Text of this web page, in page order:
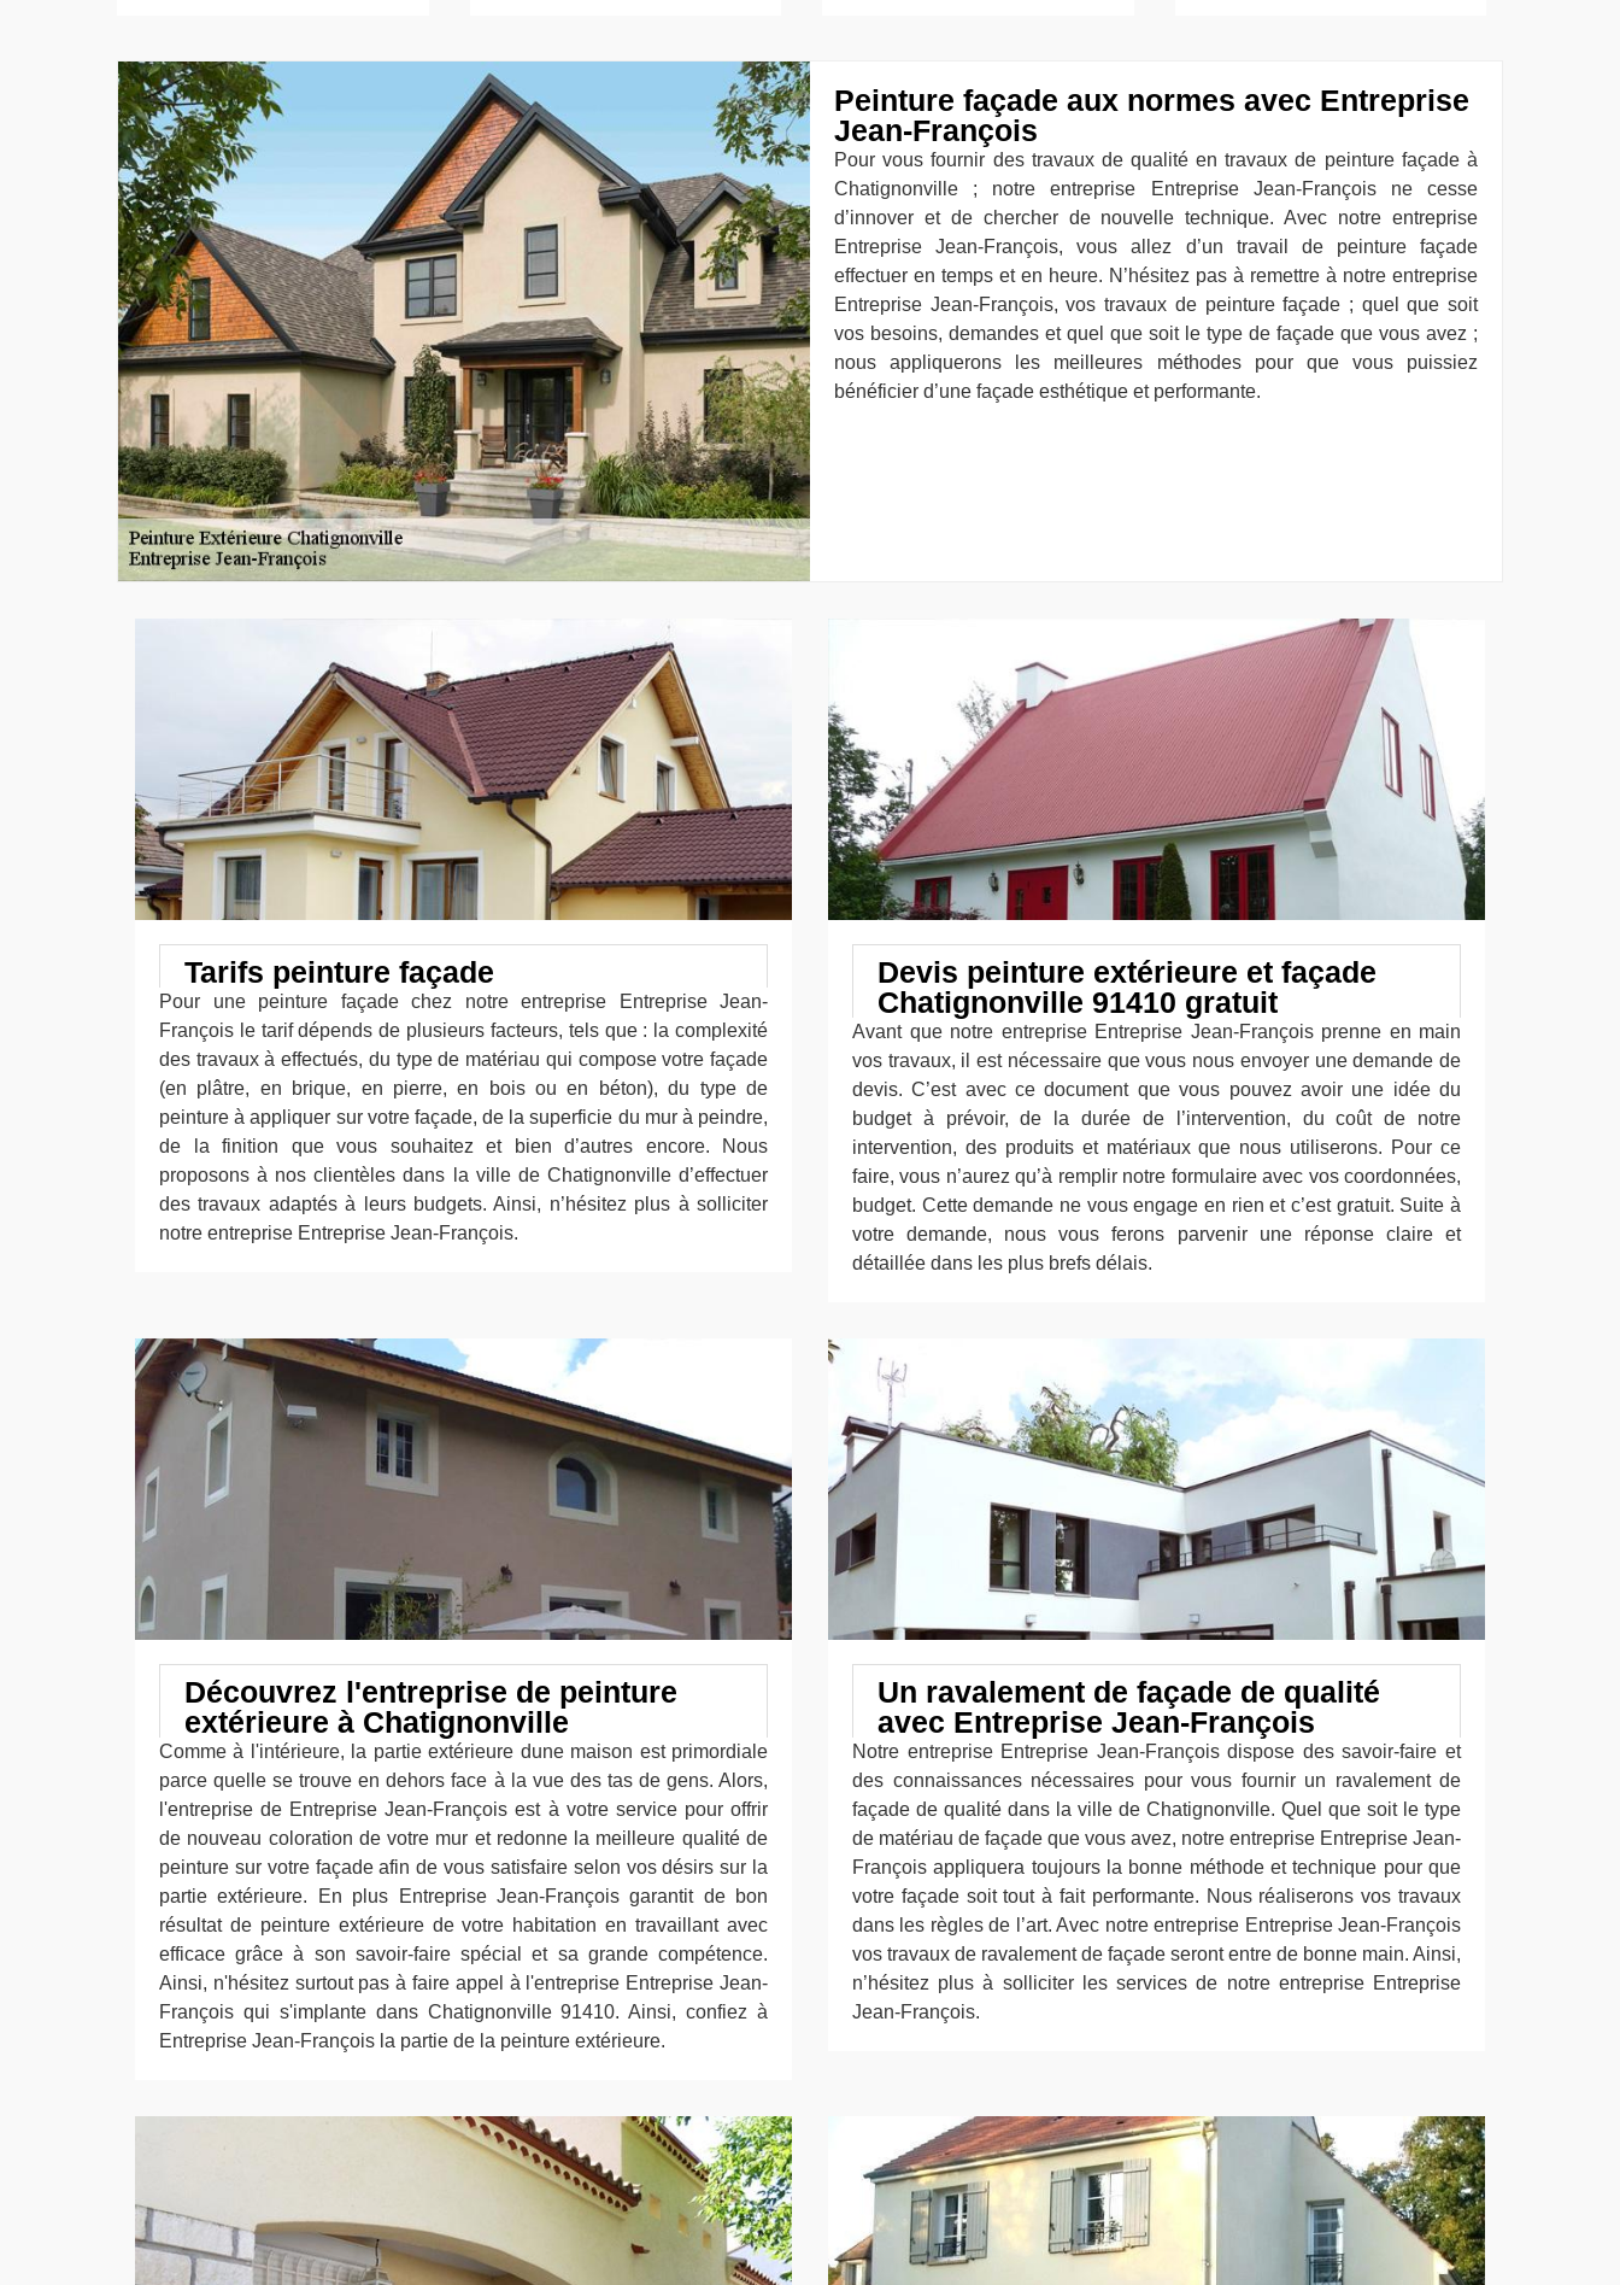
Peinture façade aux normes avec Entreprise
Jean-François
Pour vous fournir des travaux de qualité en travaux de peinture façade à
Chatignonville ; notre entreprise Entreprise Jean-François ne cesse
d’innover et de chercher de nouvelle technique. Avec notre entreprise
Entreprise Jean-François, vous allez d’un travail de peinture façade
effectuer en temps et en heure. N’hésitez pas à remettre à notre entreprise
Entreprise Jean-François, vos travaux de peinture façade ; quel que soit
vos besoins, demandes et quel que soit le type de façade que vous avez ;
nous appliquerons les meilleures méthodes pour que vous puissiez
bénéficier d’une façade esthétique et performante.
Tarifs peinture façade
Pour une peinture façade chez notre entreprise Entreprise Jean-
François le tarif dépends de plusieurs facteurs, tels que : la complexité
des travaux à effectués, du type de matériau qui compose votre façade
(en plâtre, en brique, en pierre, en bois ou en béton), du type de
peinture à appliquer sur votre façade, de la superficie du mur à peindre,
de la finition que vous souhaitez et bien d’autres encore. Nous
proposons à nos clientèles dans la ville de Chatignonville d’effectuer
des travaux adaptés à leurs budgets. Ainsi, n’hésitez plus à solliciter
notre entreprise Entreprise Jean-François.
Devis peinture extérieure et façade
Chatignonville 91410 gratuit
Avant que notre entreprise Entreprise Jean-François prenne en main
vos travaux, il est nécessaire que vous nous envoyer une demande de
devis. C’est avec ce document que vous pouvez avoir une idée du
budget à prévoir, de la durée de l’intervention, du coût de notre
intervention, des produits et matériaux que nous utiliserons. Pour ce
faire, vous n’aurez qu’à remplir notre formulaire avec vos coordonnées,
budget. Cette demande ne vous engage en rien et c’est gratuit. Suite à
votre demande, nous vous ferons parvenir une réponse claire et
détaillée dans les plus brefs délais.
Découvrez l'entreprise de peinture
extérieure à Chatignonville
Comme à l'intérieure, la partie extérieure dune maison est primordiale
parce quelle se trouve en dehors face à la vue des tas de gens. Alors,
l'entreprise de Entreprise Jean-François est à votre service pour offrir
de nouveau coloration de votre mur et redonne la meilleure qualité de
peinture sur votre façade afin de vous satisfaire selon vos désirs sur la
partie extérieure. En plus Entreprise Jean-François garantit de bon
résultat de peinture extérieure de votre habitation en travaillant avec
efficace grâce à son savoir-faire spécial et sa grande compétence.
Ainsi, n'hésitez surtout pas à faire appel à l'entreprise Entreprise Jean-
François qui s'implante dans Chatignonville 91410. Ainsi, confiez à
Entreprise Jean-François la partie de la peinture extérieure.
Un ravalement de façade de qualité
avec Entreprise Jean-François
Notre entreprise Entreprise Jean-François dispose des savoir-faire et
des connaissances nécessaires pour vous fournir un ravalement de
façade de qualité dans la ville de Chatignonville. Quel que soit le type
de matériau de façade que vous avez, notre entreprise Entreprise Jean-
François appliquera toujours la bonne méthode et technique pour que
votre façade soit tout à fait performante. Nous réaliserons vos travaux
dans les règles de l’art. Avec notre entreprise Entreprise Jean-François
vos travaux de ravalement de façade seront entre de bonne main. Ainsi,
n’hésitez plus à solliciter les services de notre entreprise Entreprise
Jean-François.